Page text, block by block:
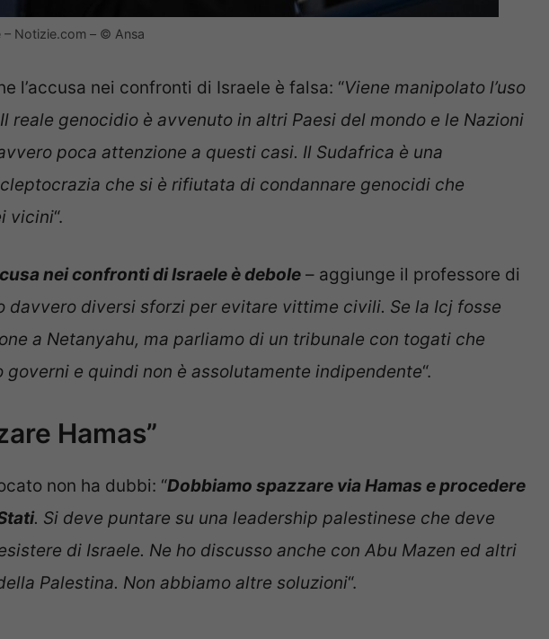
– Notizie.com – © Ansa
l’accusa nei confronti di Israele è falsa: “Viene manipolato l’uso
reale genocidio è avvenuto in altri Paesi del mondo e le Nazioni
poca attenzione a questi casi. Il Sudafrica è una
che si è rifiutata di condannare genocidi che
vicini“.
nei confronti di Israele è debole – aggiunge il professore di
davvero diversi sforzi per evitare vittime civili. Se la Icj fosse
a Netanyahu, ma parliamo di un tribunale con togati che
governi e quindi non è assolutamente indipendente“.
Hamas”
non ha dubbi: “Dobbiamo spazzare via Hamas e procedere
. Si deve puntare su una leadership palestinese che deve
di Israele. Ne ho discusso anche con Abu Mazen ed altri
Palestina. Non abbiamo altre soluzioni“.